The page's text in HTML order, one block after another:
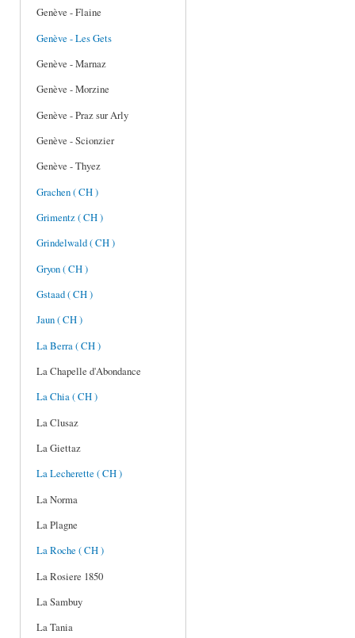
Genève - Flaine
Genève - Les Gets
Genève - Marnaz
Genève - Morzine
Genève - Praz sur Arly
Genève - Scionzier
Genève - Thyez
Grachen ( CH )
Grimentz ( CH )
Grindelwald ( CH )
Gryon ( CH )
Gstaad ( CH )
Jaun ( CH )
La Berra ( CH )
La Chapelle d'Abondance
La Chia ( CH )
La Clusaz
La Giettaz
La Lecherette ( CH )
La Norma
La Plagne
La Roche ( CH )
La Rosiere 1850
La Sambuy
La Tania